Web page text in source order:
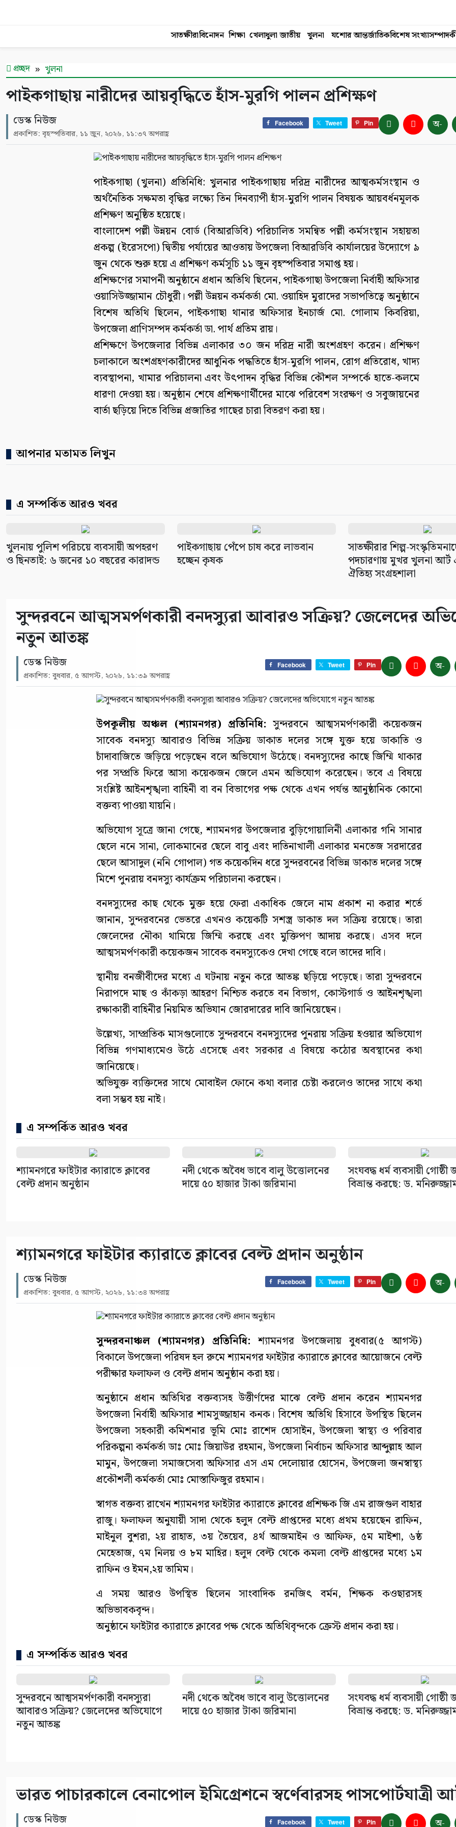
সাতক্ষীরাবিনোদন শিক্ষা খেলাধুলা জাতীয় খুলনা যশোর আন্তর্জাতিকবিশেষ সংখ্যা
প্রচ্ছদ খুলনা
পাইকগাছায় নারীদের আয়বৃদ্ধিতে হাঁস-মুরগি পালন প্রশিক্ষণ
ডেস্ক নিউজ
প্রকাশিত: বৃহস্পতিবার, ১১ জুন, ২০২৬, ১১:৩৭ অপরাহ্ণ
Facebook Tweet Pin অ-
পাইকগাছা (খুলনা) প্রতিনিধি: খুলনার পাইকগাছায় দরিদ্র নারীদের আত্মকর্মসংস্থান ও
অর্থনৈতিক সক্ষমতা বৃদ্ধির লক্ষ্যে তিন দিনব্যাপী হাঁস-মুরগি পালন বিষয়ক আয়বর্ধনমূলক
প্রশিক্ষণ অনুষ্ঠিত হয়েছে।
বাংলাদেশ পল্লী উন্নয়ন বোর্ড (বিআরডিবি) পরিচালিত সমন্বিত পল্লী কর্মসংস্থান সহায়তা
প্রকল্প (ইরেসপো) দ্বিতীয় পর্যায়ের আওতায় উপজেলা বিআরডিবি কার্যালয়ের উদ্যোগে ৯
জুন থেকে শুরু হয়ে এ প্রশিক্ষণ কর্মসূচি ১১ জুন বৃহস্পতিবার সমাপ্ত হয়।
প্রশিক্ষণের সমাপনী অনুষ্ঠানে প্রধান অতিথি ছিলেন, পাইকগাছা উপজেলা নির্বাহী অফিসার
ওয়াসিউজ্জামান চৌধুরী। পল্লী উন্নয়ন কর্মকর্তা মো. ওয়াহিদ মুরাদের সভাপতিত্বে অনুষ্ঠানে
বিশেষ অতিথি ছিলেন, পাইকগাছা থানার অফিসার ইনচার্জ মো. গোলাম কিবরিয়া,
উপজেলা প্রাণিসম্পদ কর্মকর্তা ডা. পার্থ প্রতিম রায়।
প্রশিক্ষণে উপজেলার বিভিন্ন এলাকার ৩০ জন দরিদ্র নারী অংশগ্রহণ করেন। প্রশিক্ষণ
চলাকালে অংশগ্রহণকারীদের আধুনিক পদ্ধতিতে হাঁস-মুরগি পালন, রোগ প্রতিরোধ, খাদ্য
ব্যবস্থাপনা, খামার পরিচালনা এবং উৎপাদন বৃদ্ধির বিভিন্ন কৌশল সম্পর্কে হাতে-কলমে
ধারণা দেওয়া হয়। অনুষ্ঠান শেষে প্রশিক্ষণার্থীদের মাঝে পরিবেশ সংরক্ষণ ও সবুজায়নের
বার্তা ছড়িয়ে দিতে বিভিন্ন প্রজাতির গাছের চারা বিতরণ করা হয়।
আপনার মতামত লিখুন
এ সম্পর্কিত আরও খবর
খুলনায় পুলিশ পরিচয়ে ব্যবসায়ী অপহরণ
ও ছিনতাই: ৬ জনের ১০ বছরের কারাদন্ড
পাইকগাছায় পেঁপে চাষ করে লাভবান
হচ্ছেন কৃষক
সাতক্ষীরার শিল্প-
পদচারণায় মুখর খুলনা আর্ট
ঐতিহ্য সংগ্রহশালা
সুন্দরবনে আত্মসমর্পণকারী বনদস্যুরা আবারও সক্রিয়? জেলেদের
নতুন আতঙ্ক
ডেস্ক নিউজ
প্রকাশিত: বুধবার, ৫ আগস্ট, ২০২৬, ১১:৩৯ অপরাহ্ণ
Facebook Tweet Pin অ-
উপকূলীয় অঞ্চল (শ্যামনগর) প্রতিনিধি: সুন্দরবনে আত্মসমর্পণকারী কয়েকজন
সাবেক বনদস্যু আবারও বিভিন্ন সক্রিয় ডাকাত দলের সঙ্গে যুক্ত হয়ে ডাকাতি ও
চাঁদাবাজিতে জড়িয়ে পড়েছেন বলে অভিযোগ উঠেছে। বনদস্যুদের কাছে জিম্মি থাকার
পর সম্প্রতি ফিরে আসা কয়েকজন জেলে এমন অভিযোগ করেছেন। তবে এ বিষয়ে
সংশ্লিষ্ট আইনশৃঙ্খলা বাহিনী বা বন বিভাগের পক্ষ থেকে এখন পর্যন্ত আনুষ্ঠানিক কোনো
বক্তব্য পাওয়া যায়নি।
অভিযোগ সূত্রে জানা গেছে, শ্যামনগর উপজেলার বুড়িগোয়ালিনী এলাকার গনি সানার
ছেলে ননে সানা, লোকমানের ছেলে বাবু এবং দাতিনাখালী এলাকার মনতেজ সরদারের
ছেলে আসাদুল (ননি গোপাল) গত কয়েকদিন ধরে সুন্দরবনের বিভিন্ন ডাকাত দলের সঙ্গে
মিশে পুনরায় বনদস্যু কার্যক্রম পরিচালনা করছেন।
বনদস্যুদের কাছ থেকে মুক্ত হয়ে ফেরা একাধিক জেলে নাম প্রকাশ না করার শর্তে
জানান, সুন্দরবনের ভেতরে এখনও কয়েকটি সশস্ত্র ডাকাত দল সক্রিয় রয়েছে। তারা
জেলেদের নৌকা থামিয়ে জিম্মি করছে এবং মুক্তিপণ আদায় করছে। এসব দলে
আত্মসমর্পণকারী কয়েকজন সাবেক বনদস্যুকেও দেখা গেছে বলে তাদের দাবি।
স্থানীয় বনজীবীদের মধ্যে এ ঘটনায় নতুন করে আতঙ্ক ছড়িয়ে পড়েছে। তারা সুন্দরবনে
নিরাপদে মাছ ও কাঁকড়া আহরণ নিশ্চিত করতে বন বিভাগ, কোস্টগার্ড ও আইনশৃঙ্খলা
রক্ষাকারী বাহিনীর নিয়মিত অভিযান জোরদারের দাবি জানিয়েছেন।
উল্লেখ্য, সাম্প্রতিক মাসগুলোতে সুন্দরবনে বনদস্যুদের পুনরায় সক্রিয় হওয়ার অভিযোগ
বিভিন্ন গণমাধ্যমেও উঠে এসেছে এবং সরকার এ বিষয়ে কঠোর অবস্থানের কথা
জানিয়েছে।
অভিযুক্ত ব্যক্তিদের সাথে মোবাইল ফোনে কথা বলার চেষ্টা করলেও তাদের সাথে কথা
বলা সম্ভব হয় নাই।
এ সম্পর্কিত আরও খবর
শ্যামনগরে ফাইটার ক্যারাতে ক্লাবের
বেল্ট প্রদান অনুষ্ঠান
নদী থেকে অবৈধ ভাবে বালু উত্তোলনের
দায়ে ৫০ হাজার টাকা জরিমানা
সংঘবদ্ধ ধর্ম ব্যবসায়ী গোষ্ঠী
বিভ্রান্ত করছে: ড.
শ্যামনগরে ফাইটার ক্যারাতে ক্লাবের বেল্ট প্রদান অনুষ্ঠান
ডেস্ক নিউজ
প্রকাশিত: বুধবার, ৫ আগস্ট, ২০২৬, ১১:৩৪ অপরাহ্ণ
Facebook Tweet Pin অ-
সুন্দরবনাঞ্চল (শ্যামনগর) প্রতিনিধি: শ্যামনগর উপজেলায় বুধবার(৫ আগস্ট)
বিকালে উপজেলা পরিষদ হল রুমে শ্যামনগর ফাইটার ক্যারাতে ক্লাবের আয়োজনে বেল্ট
পরীক্ষার ফলাফল ও বেল্ট প্রদান অনুষ্ঠান করা হয়।
অনুষ্ঠানে প্রধান অতিথির বক্তব্যসহ উত্তীর্ণদের মাঝে বেল্ট প্রদান করেন শ্যামনগর
উপজেলা নির্বাহী অফিসার শামসুজ্জাহান কনক। বিশেষ অতিথি হিসাবে উপস্থিত ছিলেন
উপজেলা সহকারী কমিশনার ভূমি মোঃ রাশেদ হোসাইন, উপজেলা স্বাস্থ্য ও পরিবার
পরিকল্পনা কর্মকর্তা ডাঃ মোঃ জিয়াউর রহমান, উপজেলা নির্বাচন অফিসার আব্দুল্লাহ আল
মামুন, উপজেলা সমাজসেবা অফিসার এস এম দেলোয়ার হোসেন, উপজেলা জনস্বাস্থ্য
প্রকৌশলী কর্মকর্তা মোঃ মোস্তাফিজুর রহমান।
স্বাগত বক্তব্য রাখেন শ্যামনগর ফাইটার ক্যারাতে ক্লাবের প্রশিক্ষক জি এম রাজগুল বাহার
রাজু। ফলাফল অনুযায়ী সাদা থেকে হলুদ বেল্ট প্রাপ্তদের মধ্যে প্রথম হয়েছেন রাফিন,
মাইনুল বুশরা, ২য় রাহাত, ৩য় তৈয়েব, ৪র্থ আজমাইন ও আফিফ, ৫ম মাইশা, ৬ষ্ঠ
মেহেতাজ, ৭ম নিলয় ও ৮ম মাহির। হলুদ বেল্ট থেকে কমলা বেল্ট প্রাপ্তদের মধ্যে ১ম
রাফিন ও ইমন,২য় তামিম।
এ সময় আরও উপস্থিত ছিলেন সাংবাদিক রনজিৎ বর্মন, শিক্ষক কওছারসহ
অভিভাবকবৃন্দ।
অনুষ্ঠানে ফাইটার ক্যারাতে ক্লাবের পক্ষ থেকে অতিথিবৃন্দকে ক্রেস্ট প্রদান করা হয়।
এ সম্পর্কিত আরও খবর
সুন্দরবনে আত্মসমর্পণকারী বনদস্যুরা
আবারও সক্রিয়? জেলেদের অভিযোগে
নতুন আতঙ্ক
নদী থেকে অবৈধ ভাবে বালু উত্তোলনের
দায়ে ৫০ হাজার টাকা জরিমানা
সংঘবদ্ধ ধর্ম ব্যবসায়ী গোষ্ঠী
বিভ্রান্ত করছে: ড.
ভারত পাচারকালে বেনাপোল ইমিগ্রেশনে স্বর্ণেবারসহ পাসপোর্টযাত্রী
ডেস্ক নিউজ Facebook Tweet Pin অ-